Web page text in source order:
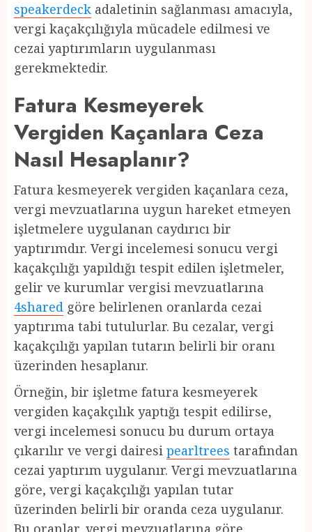
speakerdeck adaletinin sağlanması amacıyla,
vergi kaçakçılığıyla mücadele edilmesi ve
cezai yaptırımların uygulanması
gerekmektedir.
Fatura Kesmeyerek
Vergiden Kaçanlara Ceza
Nasıl Hesaplanır?
Fatura kesmeyerek vergiden kaçanlara ceza,
vergi mevzuatlarına uygun hareket etmeyen
işletmelere uygulanan caydırıcı bir
yaptırımdır. Vergi incelemesi sonucu vergi
kaçakçılığı yapıldığı tespit edilen işletmeler,
gelir ve kurumlar vergisi mevzuatlarına
4shared göre belirlenen oranlarda cezai
yaptırıma tabi tutulurlar. Bu cezalar, vergi
kaçakçılığı yapılan tutarın belirli bir oranı
üzerinden hesaplanır.
Örneğin, bir işletme fatura kesmeyerek
vergiden kaçakçılık yaptığı tespit edilirse,
vergi incelemesi sonucu bu durum ortaya
çıkarılır ve vergi dairesi pearltrees tarafından
cezai yaptırım uygulanır. Vergi mevzuatlarına
göre, vergi kaçakçılığı yapılan tutar
üzerinden belirli bir oranda ceza uygulanır.
Bu oranlar, vergi mevzuatlarına göre